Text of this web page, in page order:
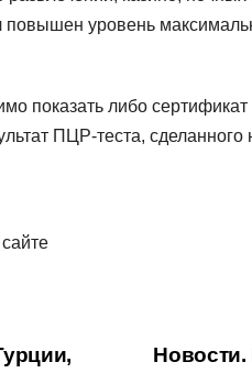
уровень
показать либо
ПЦР-теста, сделанного
Новости.